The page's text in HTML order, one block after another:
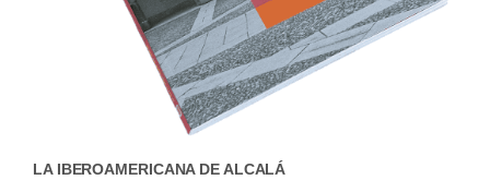
LA IBEROAMERICANA DE ALCALÁ